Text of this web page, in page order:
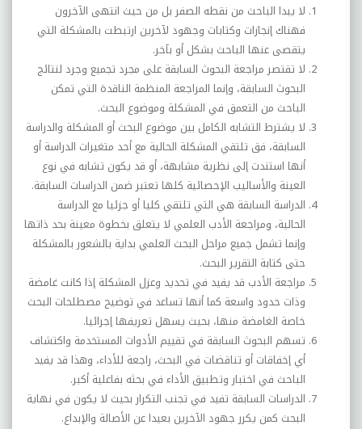
لا يبدا الباحث من نقطه الصفر بل من حيث انتهى الآخرون
فهناك إنجازات وكتابات وجهود لآخرين ارتبطت بالمشكلة التي
يتقصى عنها الباحث بشكل أو بآخر.
لا تقتصر مراجعة البحوث السابقة على مجرد تجميع وجرد لنتائج
البحوث السابقة، وإنما المراجعة المنظمة الناقدة التي تمكن
الباحث من التعمق في المشكلة وموضوع البحث.
لا يشترط التشابه الكامل بين موضوع البحث أو المشكلة والدراسة
السابقة، فق تلتقي المشكلة الحالية مع أحد متغيرات الدراسة أو
أنها استندت إلى نظرية مشابهة، أو قد يكون تشابه في نوع
العينة والأساليب الإحصائية كلها تعتبر ضمن الدراسات السابقة.
الدراسة السابقة هي التي تلتقي كليا أو جزئيا مع الدراسة
الحالية، ومراجعة الأدب العلمي لا يتعلق بخطوة معينة بحد ذاتها
وإنما تشمل جميع مراحل البحث العلمي بداية بالشعور بالمشكلة
حتى كتابة التقرير البحث.
مراجعة الأدب قد يفيد في تحديد وعزل المشكلة إذا كانت غامضة
وذات حدود واسعة كما أنها تساعد في توضيح مصطلحات البحث
خاصة الغامضة منها، بحيث يسهل تعريفها إجرائيا.
تسهم البحوث السابقة في تقييم الأدوات المستخدمة واكتشاف
أي إخفاقات أو تناقضات في البحث، راجعة للأداء، وهذا قد يفيد
الباحث في اختبار وتطبيق الأداء في بحثه بفاعلية أكبر.
الدراسات السابقة تفيد في تجنب التكرار بحيث لا يكون في نهاية
البحث كمن يكرر جهود الآخرين بعيدا عن الأصالة والإبداع.